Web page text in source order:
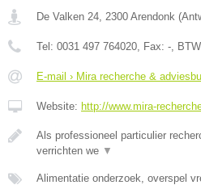
De Valken 24 2300 Arendonk (
Tel: 0031 497 764020 , Fax: - ,
E-mail › Mira recherche &
Website: http://www.mira-
Als professioneel particulier
verrichten we ▼
Alimentatie onderzoek, overspel